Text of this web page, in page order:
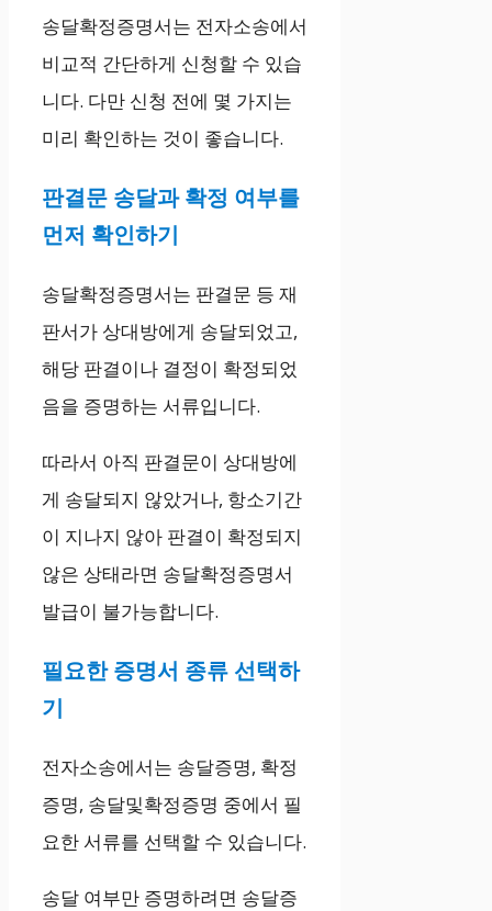
송달확정증명서는 전자소송에서
비교적 간단하게 신청할 수 있습
니다. 다만 신청 전에 몇 가지는
미리 확인하는 것이 좋습니다.
판결문 송달과 확정 여부를
먼저 확인하기
송달확정증명서는 판결문 등 재
판서가 상대방에게 송달되었고,
해당 판결이나 결정이 확정되었
음을 증명하는 서류입니다.
따라서 아직 판결문이 상대방에
게 송달되지 않았거나, 항소기간
이 지나지 않아 판결이 확정되지
않은 상태라면 송달확정증명서
발급이 불가능합니다.
필요한 증명서 종류 선택하
기
전자소송에서는 송달증명, 확정
증명, 송달및확정증명 중에서 필
요한 서류를 선택할 수 있습니다.
송달 여부만 증명하려면 송달증